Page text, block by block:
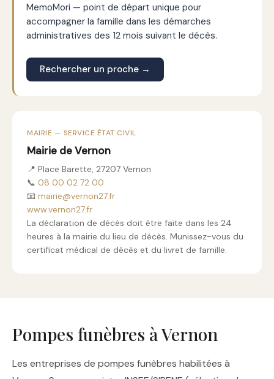
MemoMori — point de départ unique pour
accompagner la famille dans les démarches
administratives des 12 mois suivant le décès.
Rechercher un proche →
MAIRIE — SERVICE ÉTAT CIVIL
Mairie de Vernon
📍 Place Barette, 27207 Vernon
📞 08 00 02 72 00
📧 mairie@vernon27.fr
www.vernon27.fr
La déclaration de décès doit être faite dans les 24
heures à la mairie du lieu de décès. Munissez-vous du
certificat médical de décès et du livret de famille.
Pompes funèbres à Vernon
Les entreprises de pompes funèbres habilitées à